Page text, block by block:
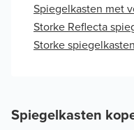
Spiegelkasten met
Storke Reflecta
Storke spiegelkasten
Spiegelkasten